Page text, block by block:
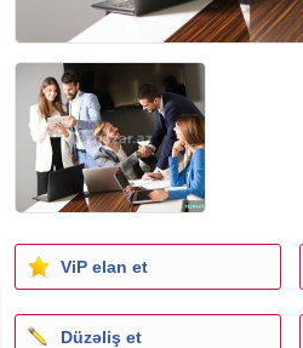
ViP elan et
Düzəliş et